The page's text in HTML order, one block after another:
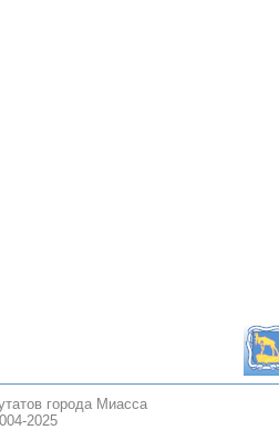
города Миасса
2025